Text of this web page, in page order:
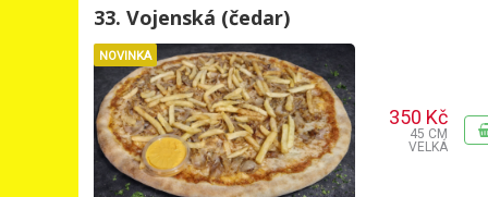
33. Vojenská (čedar)
NOVINKA
350 Kč
45 CM
VELKÁ